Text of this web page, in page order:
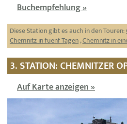
Buchempfehlung »
Diese Station gibt es auch in den Touren:
Chemnitz in fuenf Tagen,Chemnitz in
3. STATION: CHEMNITZER
Auf Karte anzeigen »